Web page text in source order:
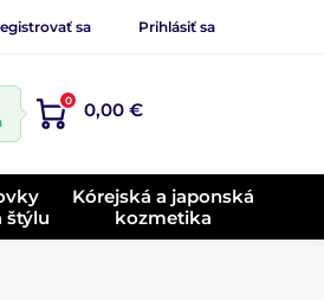
sa Prihlásiť sa
0 0,00 €
štýlu
Kórejská a japonská
kozmetika